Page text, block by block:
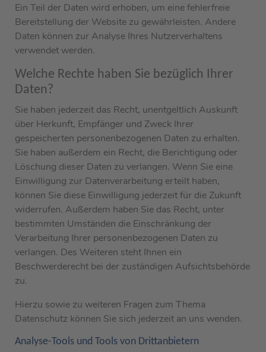
Ein Teil der Daten wird erhoben, um eine fehlerfreie
Bereitstellung der Website zu gewährleisten. Andere
Daten können zur Analyse Ihres Nutzerverhaltens
verwendet werden.
Welche Rechte haben Sie bezüglich Ihrer
Daten?
Sie haben jederzeit das Recht, unentgeltlich Auskunft
über Herkunft, Empfänger und Zweck Ihrer
gespeicherten personenbezogenen Daten zu erhalten.
Sie haben außerdem ein Recht, die Berichtigung oder
Löschung dieser Daten zu verlangen. Wenn Sie eine
Einwilligung zur Datenverarbeitung erteilt haben,
können Sie diese Einwilligung jederzeit für die Zukunft
widerrufen. Außerdem haben Sie das Recht, unter
bestimmten Umständen die Einschränkung der
Verarbeitung Ihrer personenbezogenen Daten zu
verlangen. Des Weiteren steht Ihnen ein
Beschwerderecht bei der zuständigen Aufsichtsbehörde
zu.
Hierzu sowie zu weiteren Fragen zum Thema
Datenschutz können Sie sich jederzeit an uns wenden.
Analyse-Tools und Tools von Dritt­anbietern